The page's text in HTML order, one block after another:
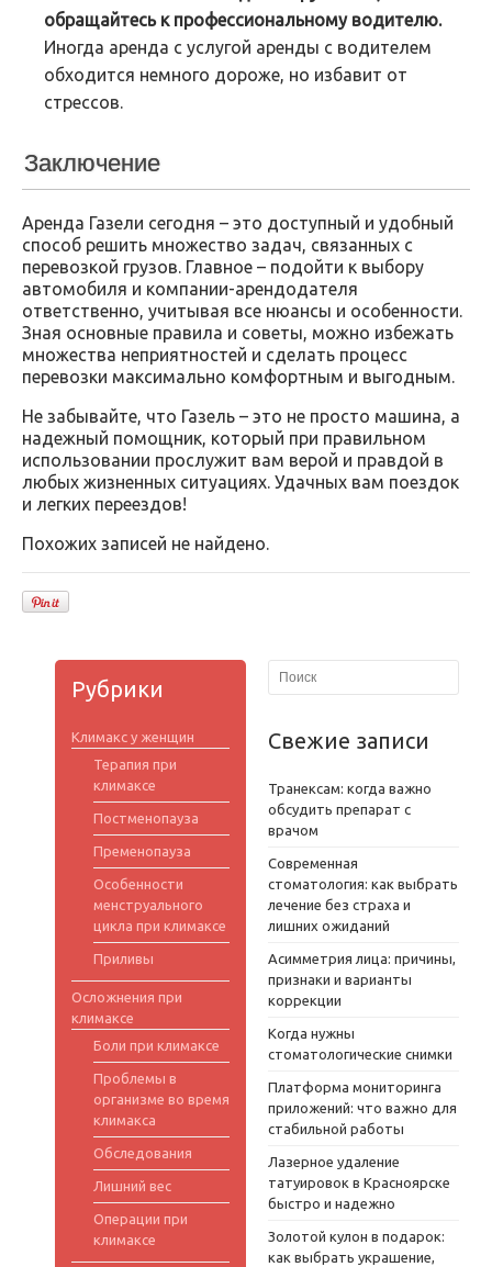
обращайтесь к профессиональному водителю.
Иногда аренда с услугой аренды с водителем
обходится немного дороже, но избавит от
стрессов.
Заключение
Аренда Газели сегодня – это доступный и удобный
способ решить множество задач, связанных с
перевозкой грузов. Главное – подойти к выбору
автомобиля и компании-арендодателя
ответственно, учитывая все нюансы и особенности.
Зная основные правила и советы, можно избежать
множества неприятностей и сделать процесс
перевозки максимально комфортным и выгодным.
Не забывайте, что Газель – это не просто машина, а
надежный помощник, который при правильном
использовании прослужит вам верой и правдой в
любых жизненных ситуациях. Удачных вам поездок
и легких переездов!
Похожих записей не найдено.
Рубрики
Климакс у женщин
Терапия при
климаксе
Постменопауза
Пременопауза
Особенности
менструального
цикла при климаксе
Приливы
Осложнения при
климаксе
Боли при климаксе
Проблемы в
организме во время
климакса
Обследования
Лишний вес
Операции при
климаксе
Свежие записи
Транексам: когда важно
обсудить препарат с
врачом
Современная
стоматология: как выбрать
лечение без страха и
лишних ожиданий
Асимметрия лица: причины,
признаки и варианты
коррекции
Когда нужны
стоматологические снимки
Платформа мониторинга
приложений: что важно для
стабильной работы
Лазерное удаление
татуировок в Красноярске
быстро и надежно
Золотой кулон в подарок:
как выбрать украшение,